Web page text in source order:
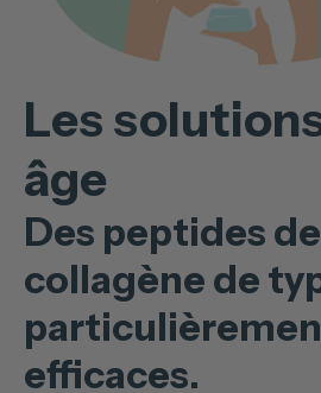
Les
âge
Des peptides de
collagène de
efficaces.